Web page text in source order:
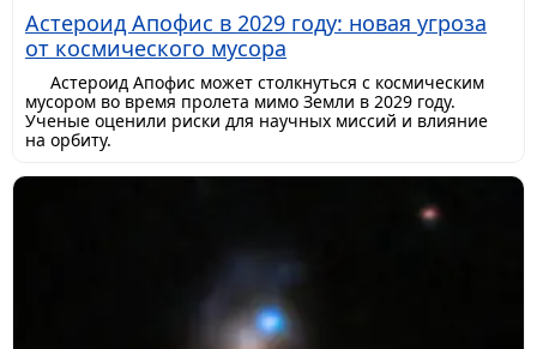
Астероид Апофис в 2029 году: новая угроза
от космического мусора
Астероид Апофис может столкнуться с космическим
мусором во время пролета мимо Земли в 2029 году.
Ученые оценили риски для научных миссий и влияние
на орбиту.